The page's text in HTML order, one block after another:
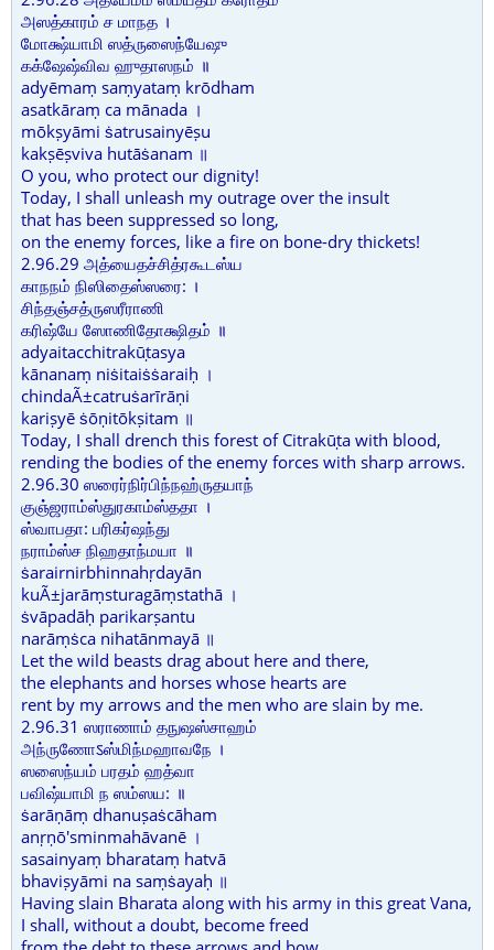
அஸத்காரம் ச மாநத ।
மோக்ஷ்யாமி ஸத்ருஸைந்யேஷு
கக்ஷேஷ்விவ ஹுதாஸநம் ॥
adyēmaṃ saṃyataṃ krōdham
asatkāraṃ ca mānada ।
mōkṣyāmi ṡatrusainyēṣu
kakṣēṣviva hutāṡanam ॥
O you, who protect our dignity!
Today, I shall unleash my outrage over the insult
that has been suppressed so long,
on the enemy forces, like a fire on bone-dry thickets!
2.96.29 அத்யைதச்சித்ரகூடஸ்ய
காநநம் நிஸிதைஸ்ஸரை: ।
சிந்தஞ்சத்ருஸரீராணி
கரிஷ்யே ஸோணிதோக்ஷிதம் ॥
adyaitacchitrakūṭasya
kānanaṃ niṡitaiṡṡaraiḥ ।
chindaÃ±catruṡarīrāṇi
kariṣyē ṡōṇitōkṣitam ॥
Today, I shall drench this forest of Citrakūṭa with blood,
rending the bodies of the enemy forces with sharp arrows.
2.96.30 ஸரைர்நிர்பிந்நஹ்ருதயாந்
குஞ்ஜராம்ஸ்துரகாம்ஸ்ததா ।
ஸ்வாபதா: பரிகர்ஷந்து
நராம்ஸ்ச நிஹதாந்மயா ॥
ṡarairnirbhinnahṛdayān
kuÃ±jarāṃsturagāṃstathā ।
ṡvāpadāḥ parikarṣantu
narāṃṡca nihatānmayā ॥
Let the wild beasts drag about here and there,
the elephants and horses whose hearts are
rent by my arrows and the men who are slain by me.
2.96.31 ஸராணாம் தநுஷஸ்சாஹம்
அந்ருணோऽஸ்மிந்மஹாவநே ।
ஸஸைந்யம் பரதம் ஹத்வா
பவிஷ்யாமி ந ஸம்ஸய: ॥
ṡarāṇāṃ dhanuṣaṡcāham
anṛṇō'sminmahāvanē ।
sasainyaṃ bharataṃ hatvā
bhaviṣyāmi na saṃṡayaḥ ॥
Having slain Bharata along with his army in this great Vana,
I shall, without a doubt, become freed